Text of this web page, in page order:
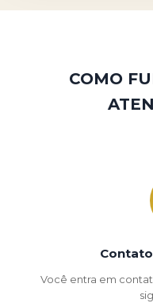
COMO
Você entra em